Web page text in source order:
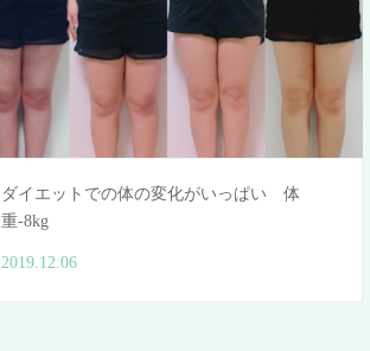
ダイエットでの体の変化がいっぱい 体
重-8kg
2019.12.06